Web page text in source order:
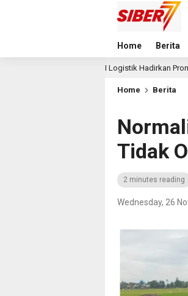
Home Berita
KAI Logistik Hadirkan Promo “Merdeka Ongkir”
Home Berita
Tidak
2 minutes reading
Wednesday, 26